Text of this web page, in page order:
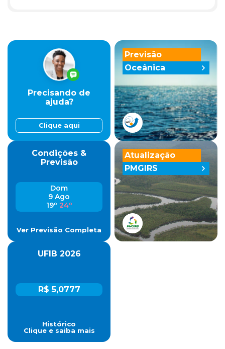
Previsão
Oceânica
Precisando de
ajuda?
Clique aqui
Condições &
Previsão
Dom
9 Ago
19º 24º
Ver Previsão Completa
UFIB 2026
R$ 5,0777
Histórico
Clique e saiba mais
Atualização
PMGIRS